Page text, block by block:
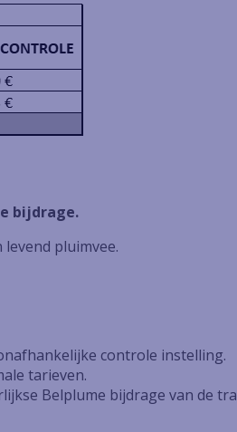
bijdrage.
pluimvee.
controle instelling.
tarieven.
Belplume bijdrage van de